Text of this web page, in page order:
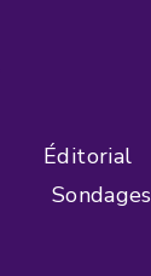
Éditorial
Sondages